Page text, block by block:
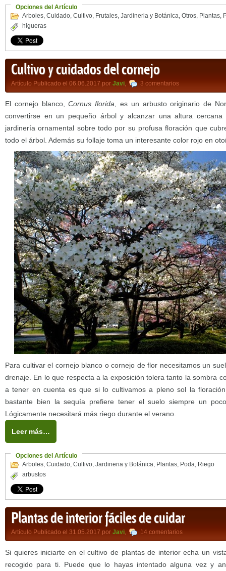
Opciones del Artículo
Arboles, Cuidado, Cultivo, Frutales, Jardineria y Botánica, Otros, Plantas,
higueras
Cultivo y cuidados del cornejo
Artículo Publicado el 06.06.2017 por Javi, 3 comentarios
El cornejo blanco,Cornus florida , es un arbusto originario de
convertirse en un pequeño árbol y alcanzar una altura
jardinería ornamental sobre todo por su profusa floración que
todo el árbol. Además su follaje toma un interesante color rojo en
Para cultivar el cornejo blanco o cornejo de flor necesitamos un
drenaje. En lo que respecta a la exposición tolera tanto la sombra
a tener en cuenta es que si lo cultivamos a pleno sol la
bastante bien la sequía prefiere tener el suelo siempre un
Lógicamente necesitará más riego durante el verano.
Leer más…
Opciones del Artículo
Arboles, Cuidado, Cultivo, Jardineria y Botánica, Plantas, Poda, Riego
arbustos
Plantas de interior fáciles de cuidar
Artículo Publicado el 31.05.2017 por Javi, 14 comentarios
Si quieres iniciarte en el cultivo de plantas de interior echa un
recogido para ti. Puede que lo hayas intentado alguna vez y